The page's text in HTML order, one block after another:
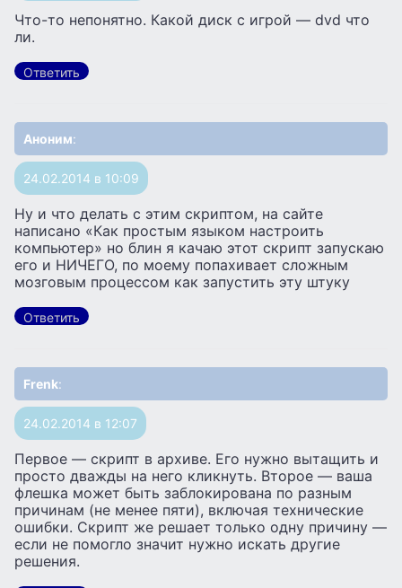
Что-то непонятно. Какой диск с игрой — dvd что
ли.
Ответить
Аноним:
24.02.2014 в 10:09
Ну и что делать с этим скриптом, на сайте
написано «Как простым языком настроить
компьютер» но блин я качаю этот скрипт запускаю
его и НИЧЕГО, по моему попахивает сложным
мозговым процессом как запустить эту штуку
Ответить
Frenk:
24.02.2014 в 12:07
Первое — скрипт в архиве. Его нужно вытащить и
просто дважды на него кликнуть. Второе — ваша
флешка может быть заблокирована по разным
причинам (не менее пяти), включая технические
ошибки. Скрипт же решает только одну причину —
если не помогло значит нужно искать другие
решения.